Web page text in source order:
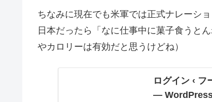
ちなみに現在でも米軍では正式ナレーシ
日本だったら「なに仕事中に菓子食うと
やカロリーは有効だと思うけどね）
ログイン ‹
—